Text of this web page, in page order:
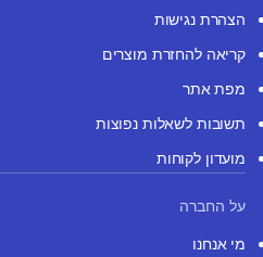
הצהרת נגישות
קריאה להחזרת מוצרים
מפת אתר
תשובות לשאלות נפוצות
מועדון לקוחות
על החברה
מי אנחנו